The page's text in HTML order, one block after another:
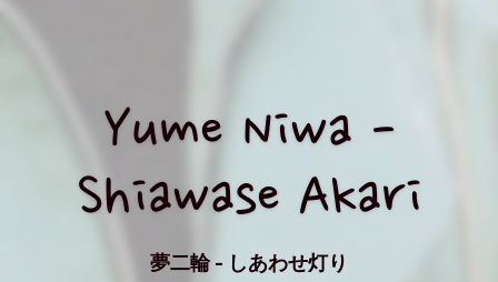
Yume Niwa -
Shiawase Akari
夢二輪 - しあわせ灯り